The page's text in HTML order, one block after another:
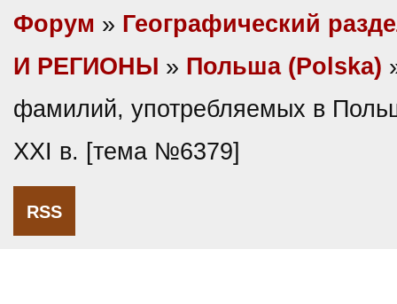
Форум » Географический
И РЕГИОНЫ » Польша (Polska)
фамилий, употребляемых в
XXI в. [тема №6379]
RSS